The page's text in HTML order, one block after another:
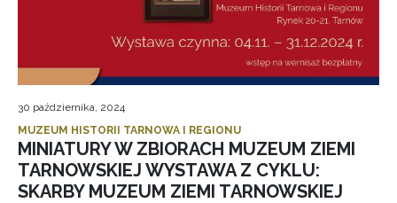
30 października, 2024
MUZEUM HISTORII TARNOWA I REGIONU
MINIATURY W ZBIORACH MUZEUM ZIEMI
TARNOWSKIEJ WYSTAWA Z CYKLU:
SKARBY MUZEUM ZIEMI TARNOWSKIEJ